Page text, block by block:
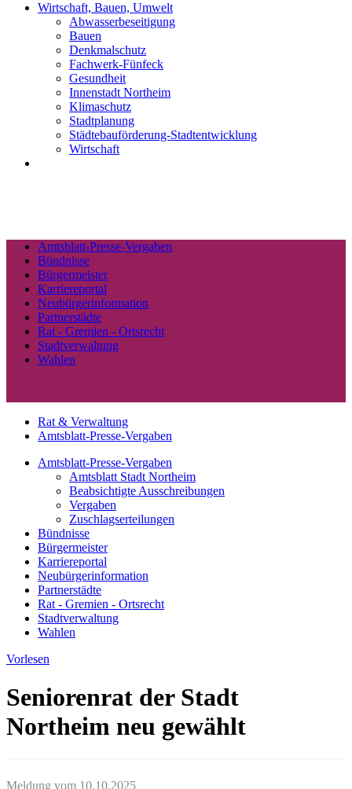
Wirtschaft, Bauen, Umwelt
Abwasserbeseitigung
Bauen
Denkmalschutz
Fachwerk-Fünfeck
Gesundheit
Innenstadt Northeim
Klimaschutz
Stadtplanung
Städtebauförderung-Stadtentwicklung
Wirtschaft
Amtsblatt-Presse-Vergaben
Bündnisse
Bürgermeister
Karriereportal
Neubürgerinformation
Partnerstädte
Rat - Gremien - Ortsrecht
Stadtverwaltung
Wahlen
Rat & Verwaltung
Amtsblatt-Presse-Vergaben
Amtsblatt-Presse-Vergaben
Amtsblatt Stadt Northeim
Beabsichtigte Ausschreibungen
Vergaben
Zuschlagserteilungen
Bündnisse
Bürgermeister
Karriereportal
Neubürgerinformation
Partnerstädte
Rat - Gremien - Ortsrecht
Stadtverwaltung
Wahlen
Vorlesen
Seniorenrat der Stadt
Northeim neu gewählt
Meldung vom 10.10.2025